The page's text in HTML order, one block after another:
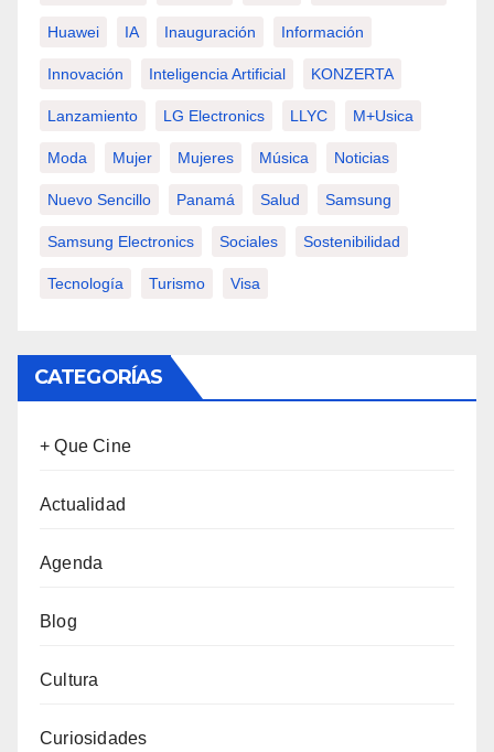
Huawei IA Inauguración Información
Innovación Inteligencia Artificial KONZERTA
Lanzamiento LG Electronics LLYC M+usica
Moda Mujer Mujeres Música Noticias
Nuevo Sencillo Panamá Salud Samsung
Samsung Electronics Sociales Sostenibilidad
Tecnología Turismo Visa
CATEGORÍAS
+ Que Cine
Actualidad
Agenda
Blog
Cultura
Curiosidades